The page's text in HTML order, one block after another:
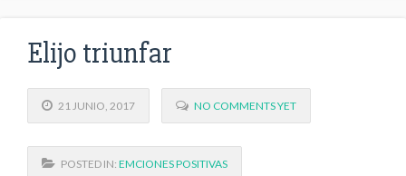
Elijo triunfar
21 JUNIO, 2017 NO COMMENTS YET
POSTED IN: EMCIONES POSITIVAS